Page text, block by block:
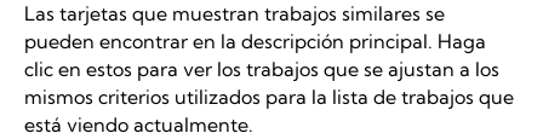
Las tarjetas que muestran trabajos similares se
pueden encontrar en la descripción principal. Haga
clic en estos para ver los trabajos que se ajustan a los
mismos criterios utilizados para la lista de trabajos que
está viendo actualmente.